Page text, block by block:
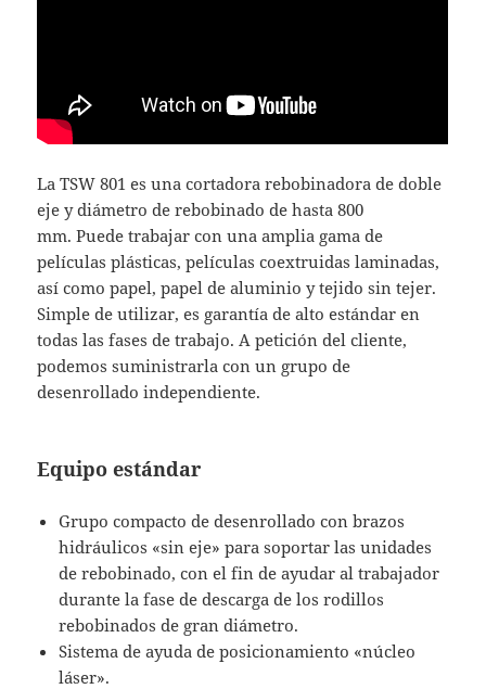
La TSW 801 es una cortadora rebobinadora de doble
eje y diámetro de rebobinado de hasta 800
mm. Puede trabajar con una amplia gama de
películas plásticas, películas coextruidas laminadas,
así como papel, papel de aluminio y tejido sin tejer.
Simple de utilizar, es garantía de alto estándar en
todas las fases de trabajo. A petición del cliente,
podemos suministrarla con un grupo de
desenrollado independiente.
Equipo estándar
Grupo compacto de desenrollado con brazos
hidráulicos «sin eje» para soportar las unidades
de rebobinado, con el fin de ayudar al trabajador
durante la fase de descarga de los rodillos
rebobinados de gran diámetro.
Sistema de ayuda de posicionamiento «núcleo
láser».